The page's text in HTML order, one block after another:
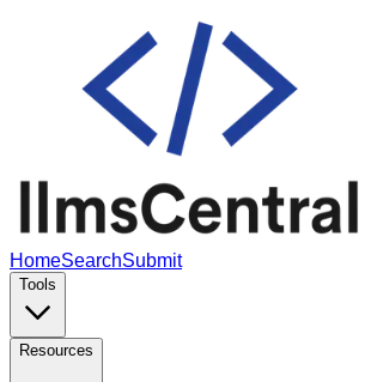
HomeSearchSubmit
Tools
Resources